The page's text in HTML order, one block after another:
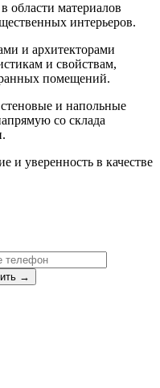
области материалов
интерьеров.
и архитекторами
и свойствам,
помещений.
и напольные
со склада
и уверенность в качестве
→